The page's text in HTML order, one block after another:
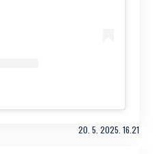
20. 5. 2025. 16.21